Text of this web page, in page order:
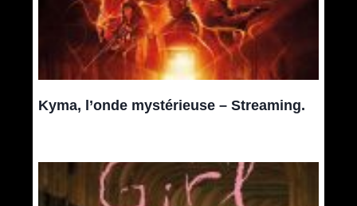
Kyma, l’onde mystérieuse – Streaming.